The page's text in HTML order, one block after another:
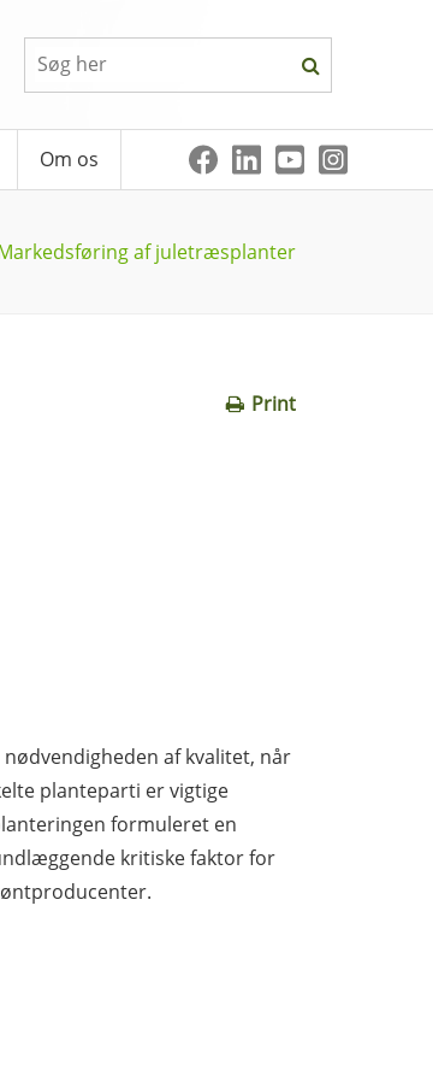
Om os
af juletræsplanter
Print
af kvalitet, når
planteparti er vigtige
formuleret en
kritiske faktor for